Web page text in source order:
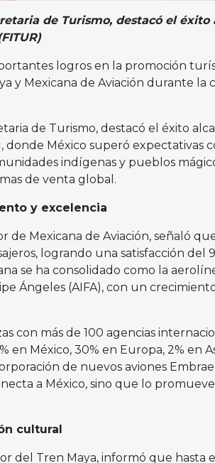
de Turismo, destacó el éxito
logros en la promoción
y Mexicana de Aviación durante la
de Turismo, destacó el éxito
donde México superó expectativas
indígenas y pueblos
de venta global.
y excelencia
de Mexicana de Aviación, señaló
logrando una satisfacción del
se ha consolidado como la
Ángeles (AIFA), con un
con más de 100 agencias
en México, 30% en Europa, 2% en
de nuevos aviones
a México, sino que lo
cultural
del Tren Maya, informó que hasta